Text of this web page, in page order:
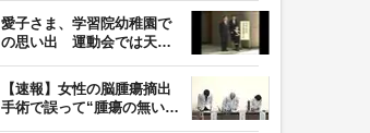
愛子さま、学習院幼稚園で
の思い出 運動会では天皇
【速報】女性の脳腫瘍摘出
手術で誤って“腫瘍の無い部